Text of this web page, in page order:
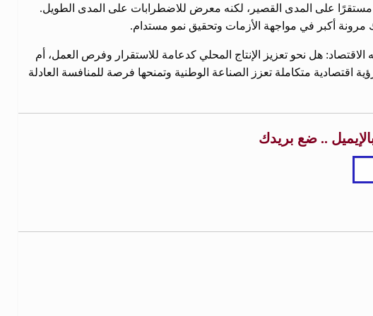
مستقرًا على المدى القصير، لكنه معرض للاضطرابات على المدى الطويل.
مرونة أكبر في مواجهة الأزمات وتحقيق نمو مستدام.
هل نحو تعزيز الإنتاج المحلي كدعامة للاستقرار وفرص العمل، أم
اقتصادية متكاملة تعزز الصناعة الوطنية وتمنحها فرصة للمنافسة العادلة
.. ضع بريدك